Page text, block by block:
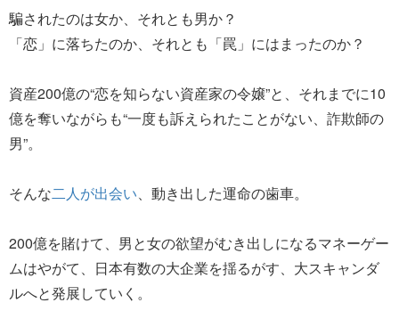
騙されたのは女か、それとも男か？
「恋」に落ちたのか、それとも「罠」にはまったのか？
資産200億の“恋を知らない資産家の令嬢”と、それまでに10
億を奪いながらも“一度も訴えられたことがない、詐欺師の
男”。
そんな二人が出会い 、動き出した運命の歯車。
200億を賭けて、男と女の欲望がむき出しになるマネーゲー
ムはやがて、日本有数の大企業を揺るがす、大スキャンダ
ルへと発展していく。